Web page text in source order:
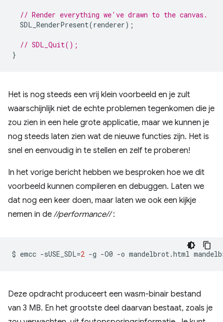
// Render everything we've drawn to the canvas.
SDL_RenderPresent(renderer);
// SDL_Quit();
}
Het is nog steeds een vrij klein voorbeeld en je zult
waarschijnlijk niet de echte problemen tegenkomen die je
zou zien in een hele grote applicatie, maar we kunnen je
nog steeds laten zien wat de nieuwe functies zijn. Het is
snel en eenvoudig in te stellen en zelf te proberen!
In het vorige bericht hebben we besproken hoe we dit
voorbeeld kunnen compileren en debuggen. Laten we
dat nog een keer doen, maar laten we ook een kijkje
nemen in de //performance//:
$ emcc -sUSE_SDL=2 -g -O0 -o mandelbrot.html
Deze opdracht produceert een wasm-binair bestand
van 3 MB. En het grootste deel daarvan bestaat, zoals je